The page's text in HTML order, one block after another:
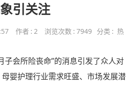
引关注
作者 : 2 浏览次数 : 7949 分类 : 热
子会所险丧命”的消息引发了众人对
婴护理行业需求旺盛、市场发展潜